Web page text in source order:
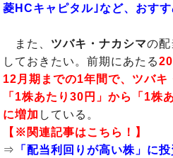
菱HCキャピタル｣など、おす
また、 ツバキ・ナカシマの配
しておきたい。前期にあたる
12月期までの1年間で、ツバキ
「1株あたり30円」から「1株
に増加 している。
【※関連記事はこちら！】
⇒
「配当利回りが高い株」に